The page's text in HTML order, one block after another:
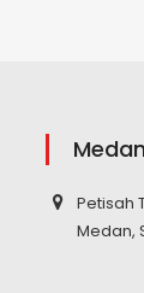
Medan
Petisah
Medan,